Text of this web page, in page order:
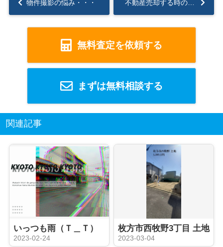
物件撮影の悩み・・・
無料査定を依頼する
まずは無料相談する
関連記事
いっつも雨（Ｔ＿Ｔ）
2023-02-24
枚方市西牧野3丁目 土地
2023-03-04